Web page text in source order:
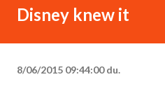
Disney knew it
8/06/2015 09:44:00 du.